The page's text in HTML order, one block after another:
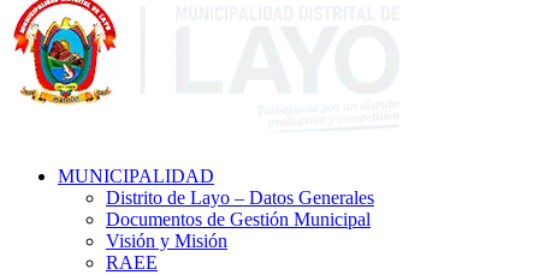
MUNICIPALIDAD
Distrito de Layo – Datos Generales
Documentos de Gestión Municipal
Visión y Misión
RAEE